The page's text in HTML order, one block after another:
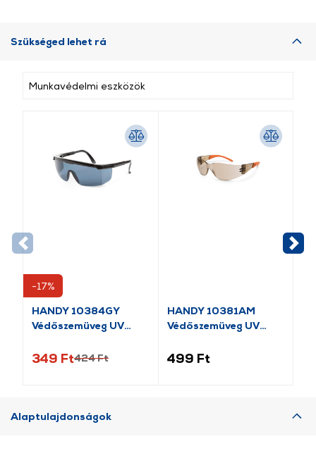
Szükséged lehet rá
Munkavédelmi eszközök
-17%
HANDY 10384GY
Védőszemüveg UV
349 Ft424 Ft
HANDY 10381AM
Védőszemüveg UV
499 Ft
Alaptulajdonságok